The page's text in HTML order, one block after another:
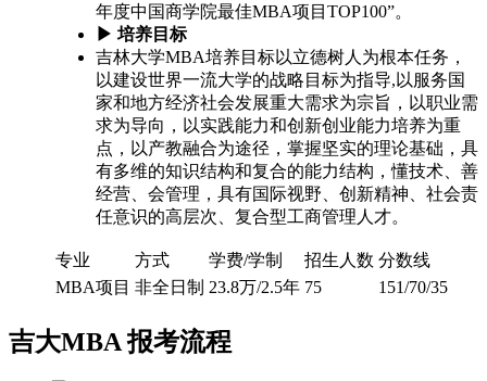
年度中国商学院最佳MBA项目TOP100”。
▶ 培养目标
吉林大学MBA培养目标以立德树人为根本任务，
以建设世界一流大学的战略目标为指导,以服务国
家和地方经济社会发展重大需求为宗旨，以职业需
求为导向，以实践能力和创新创业能力培养为重
点，以产教融合为途径，掌握坚实的理论基础，具
有多维的知识结构和复合的能力结构，懂技术、善
经营、会管理，具有国际视野、创新精神、社会责
任意识的高层次、复合型工商管理人才。
专业 方式 学费/学制 招生人数 分数线
MBA项目 非全日制 23.8万/2.5年 75 151/70/35
吉大MBA报考流程